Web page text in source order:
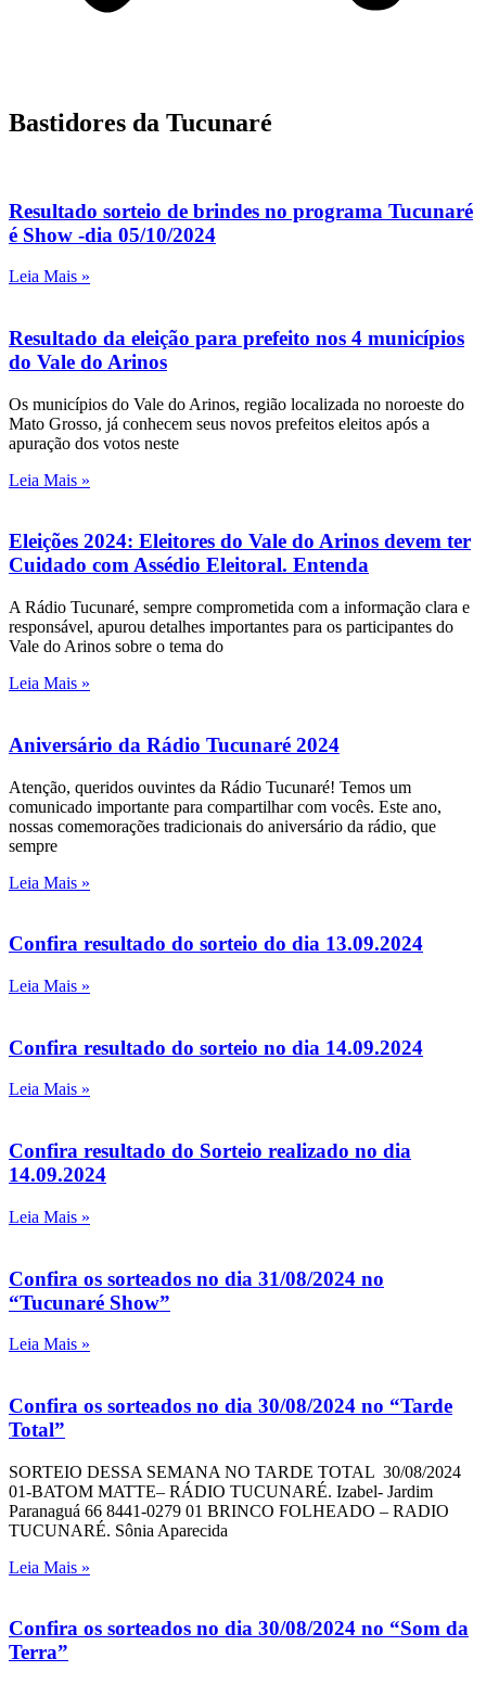
Bastidores da Tucunaré
Resultado sorteio de brindes no programa Tucunaré
é Show -dia 05/10/2024
Leia Mais »
Resultado da eleição para prefeito nos 4 municípios
do Vale do Arinos
Os municípios do Vale do Arinos, região localizada no noroeste do
Mato Grosso, já conhecem seus novos prefeitos eleitos após a
apuração dos votos neste
Leia Mais »
Eleições 2024: Eleitores do Vale do Arinos devem ter
Cuidado com Assédio Eleitoral. Entenda
A Rádio Tucunaré, sempre comprometida com a informação clara e
responsável, apurou detalhes importantes para os participantes do
Vale do Arinos sobre o tema do
Leia Mais »
Aniversário da Rádio Tucunaré 2024
Atenção, queridos ouvintes da Rádio Tucunaré! Temos um
comunicado importante para compartilhar com vocês. Este ano,
nossas comemorações tradicionais do aniversário da rádio, que
sempre
Leia Mais »
Confira resultado do sorteio do dia 13.09.2024
Leia Mais »
Confira resultado do sorteio no dia 14.09.2024
Leia Mais »
Confira resultado do Sorteio realizado no dia
14.09.2024
Leia Mais »
Confira os sorteados no dia 31/08/2024 no
“Tucunaré Show”
Leia Mais »
Confira os sorteados no dia 30/08/2024 no “Tarde
Total”
SORTEIO DESSA SEMANA NO TARDE TOTAL 30/08/2024
01-BATOM MATTE– RÁDIO TUCUNARÉ. Izabel- Jardim
Paranaguá 66 8441-0279 01 BRINCO FOLHEADO – RADIO
TUCUNARÉ. Sônia Aparecida
Leia Mais »
Confira os sorteados no dia 30/08/2024 no “Som da
Terra”